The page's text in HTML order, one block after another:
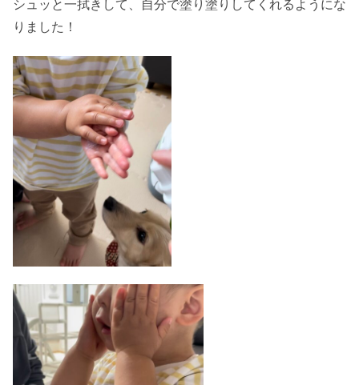
シュッと一拭きして、自分で塗り塗りしてくれるようにな
りました！